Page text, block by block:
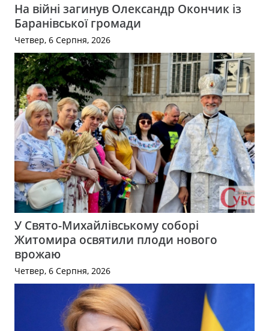
На війні загинув Олександр Окончик із
Баранівської громади
Четвер, 6 Серпня, 2026
У Свято-Михайлівському соборі
Житомира освятили плоди нового
врожаю
Четвер, 6 Серпня, 2026